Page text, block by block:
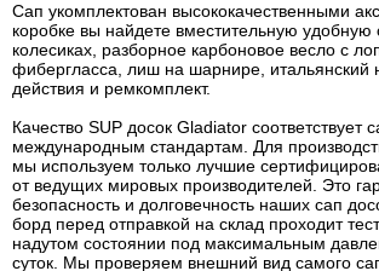
Сап укомплектован высококачественными
коробке вы найдете вместительную удобную
колесиках, разборное карбоновое весло с
фибергласса, лиш на шарнире, итальянский
действия и ремкомплект.
Качество SUP досок Gladiator соответствует
международным стандартам. Для
мы используем только лучшие
от ведущих мировых производителей. Это
безопасность и долговечность наших сап
борд перед отправкой на склад проходит
надутом состоянии под максимальным
суток. Мы проверяем внешний вид самого